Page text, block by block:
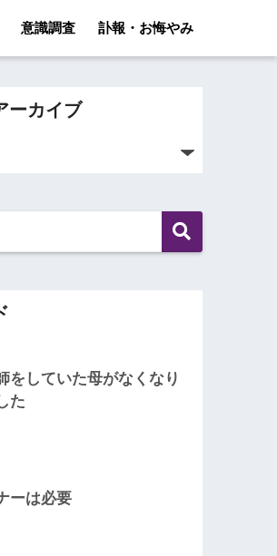
意識調査 訃報・お悔やみ
ーカイブ
をしていた母がなくなり
た
ーは必要